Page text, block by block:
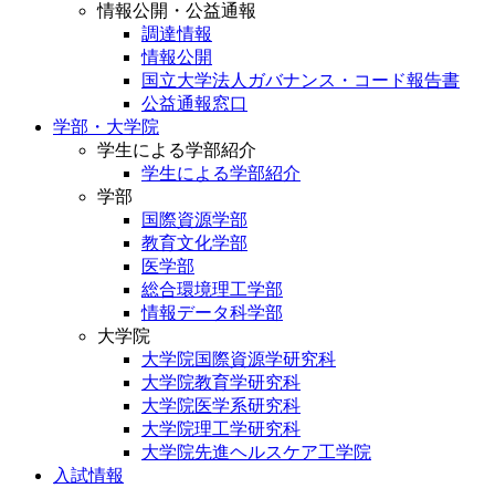
情報公開・公益通報
調達情報
情報公開
国立大学法人ガバナンス・コード報告書
公益通報窓口
学部・大学院
学生による学部紹介
学生による学部紹介
学部
国際資源学部
教育文化学部
医学部
総合環境理工学部
情報データ科学部
大学院
大学院国際資源学研究科
大学院教育学研究科
大学院医学系研究科
大学院理工学研究科
大学院先進ヘルスケア工学院
入試情報